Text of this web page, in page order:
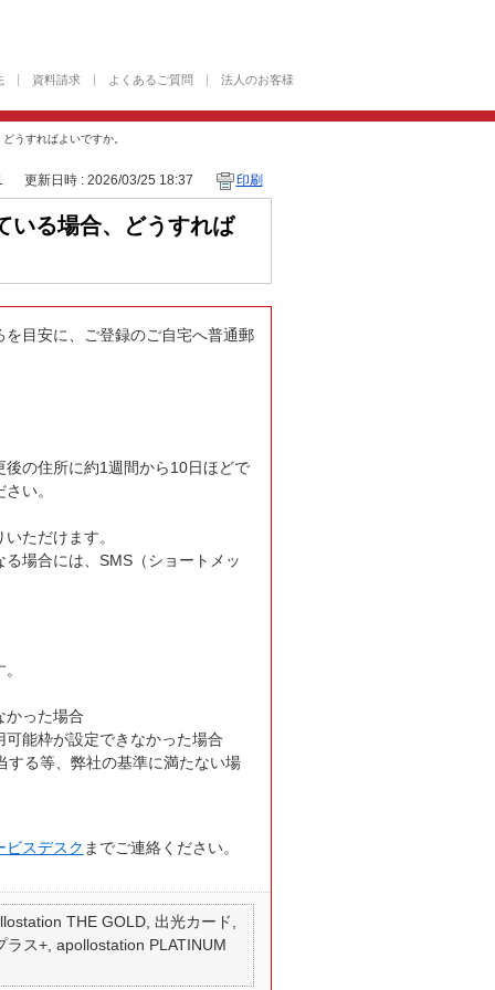
資料請求 よくあるご質問 法人のお客様
うすればよいですか。
更新日時 : 2026/03/25 18:37 印刷
いる場合、どうすれば
目安に、ご登録のご自宅へ普通郵
の住所に約1週間から10日ほどで
い。
ただけます。
場合には、SMS（ショートメッ
かった場合
能枠が設定できなかった場合
る等、弊社の基準に満たない場
ビスデスク までご連絡ください。
THE GOLD, 出光カード,
ス+, apollostation PLATINUM